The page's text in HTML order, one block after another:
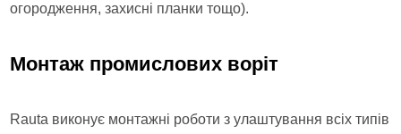
огородження, захисні планки тощо).
Монтаж промислових воріт
Rauta виконує монтажні роботи з улаштування всіх типів